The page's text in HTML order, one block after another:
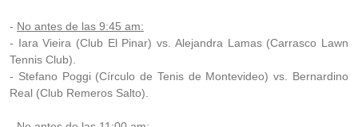
- No antes de las 9:45 am:
- Iara Vieira (Club El Pinar) vs. Alejandra Lamas (Carrasco Lawn
Tennis Club).
- Stefano Poggi (Círculo de Tenis de Montevideo) vs. Bernardino
Real (Club Remeros Salto).